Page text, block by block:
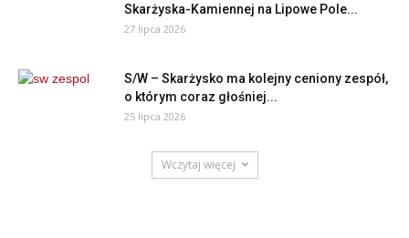
Skarżyska-Kamiennej na Lipowe Pole...
27 lipca 2026
S/W – Skarżysko ma kolejny ceniony zespół,
o którym coraz głośniej...
25 lipca 2026
Wczytaj więcej